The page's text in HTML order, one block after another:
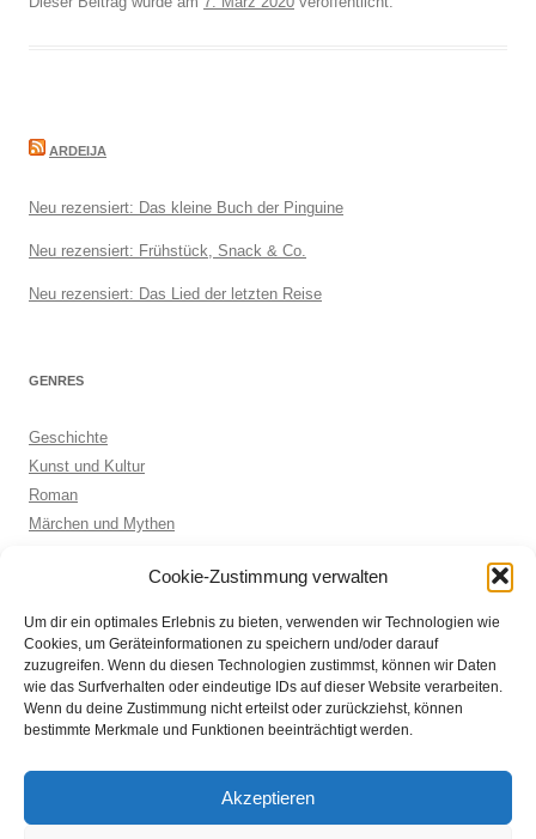
Cookie-Zustimmung verwalten
Um dir ein optimales Erlebnis zu bieten, verwenden wir Technologien wie
Cookies, um Geräteinformationen zu speichern und/oder darauf
zuzugreifen. Wenn du diesen Technologien zustimmst, können wir Daten
wie das Surfverhalten oder eindeutige IDs auf dieser Website verarbeiten.
Wenn du deine Zustimmung nicht erteilst oder zurückziehst, können
bestimmte Merkmale und Funktionen beeinträchtigt werden.
Akzeptieren
ARDEIJA
Neu rezensiert: Das kleine Buch der Pinguine
Neu rezensiert: Frühstück, Snack & Co.
Neu rezensiert: Das Lied der letzten Reise
GENRES
Geschichte
Kunst und Kultur
Roman
Märchen und Mythen
Sachbuch allgemein
ARCHIVE
Archive